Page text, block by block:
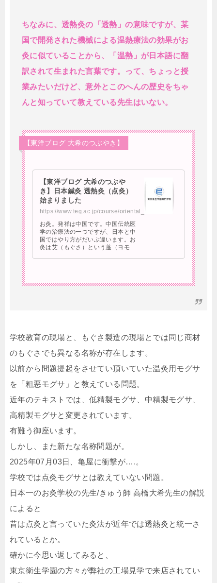
ちなみに、透熱灸の「透熱」の意味ですが、某
国で開発された機械による温熱療法の効果がお
灸に似ていることから、「温熱」が日本語に翻
訳されて生まれた言葉です。って、ちょっと授
業みたいだけど、意外とこのへんの歴史をちゃ
んと知っていて教えている先生はいない。
【東洋ブログ 大希のつぶやき】
【東洋ブログ 大希のつぶや
き】日本鍼灸 透熱灸（点灸）
始まりました
https://www.teg.ac.jp/course/oriental_medical/blog/detail/id=4525
お灸。発祥は中国です。中国伝統医
学の治療法の一つですが、日本と中
国ではやり方がだいぶ違います。お
灸は艾（もぐさ）という蓬（ヨモ
学校教育の現場と、もぐさ製造の現場とでは同じ商材
のもぐさでも異なる名称が存在します。
以前から問題提起をさせてい頂いていた温灸用モグサ
を「粗悪モグサ」と教えている問題。
近年のテキストでは、低精製モグサ、中精製モグサ、
高精製モグサと変更されています。
有難う御座います。
しかし、また新たな名称問題が。
2025年07月03日、亀屋に衝撃が….。
学校では点灸モグサとは教えていない問題。
日本一のお灸学校の先生/きゅう師 高橋大希先生の解説
によると
昔は点灸と言っていた灸法が近年では透熱灸と統一さ
れているとか。
確かに今思い返してみると、
東京衛生学園の方々が弊社の工場見学で来店されてい